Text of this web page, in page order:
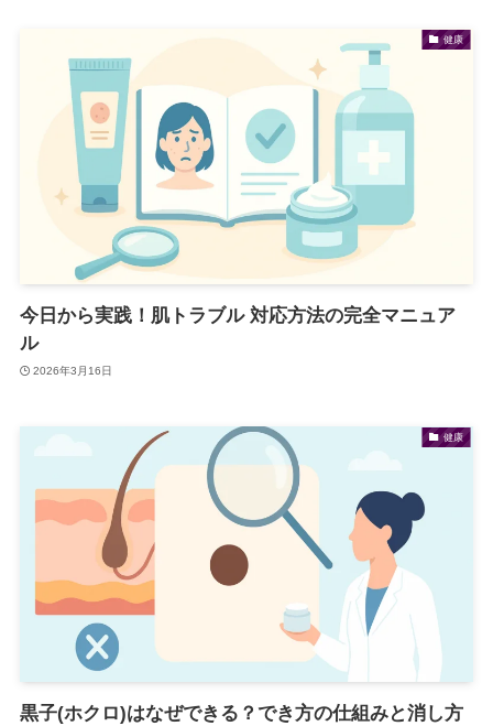
健康
今日から実践！肌トラブル 対応方法の完全マニュア
ル
2026年3月16日
健康
黒子(ホクロ)はなぜできる？でき方の仕組みと消し方